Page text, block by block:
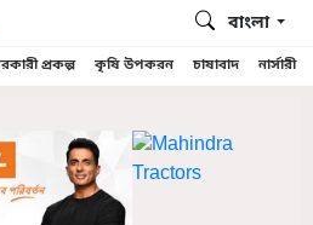
প্রকল্প কৃষি উপকরন চাষাবাদ নার্সারী
বাংলা